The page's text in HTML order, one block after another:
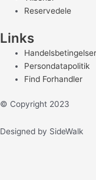
Reservedele
Links
Handelsbetingelser
Persondatapolitik
Find Forhandler
© Copyright 2023
Designed by SideWalk